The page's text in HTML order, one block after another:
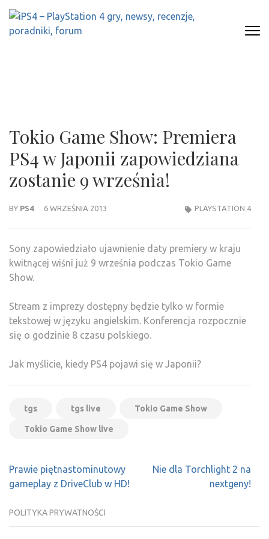
Skip
content
Tokio Game Show: Premiera
PS4 w Japonii zapowiedziana
zostanie 9 września!
BY PS4 6 WRZEŚNIA 2013 PLAYSTATION 4
Sony zapowiedziało ujawnienie daty premiery w kraju
kwitnącej wiśni już 9 września podczas Tokio Game
Show.
Stream z imprezy dostępny będzie tylko w formie
tekstowej w języku angielskim. Konferencja rozpocznie
się o godzinie 8 czasu polskiego.
Jak myślicie, kiedy PS4 pojawi się w Japonii?
tgs tgs live Tokio Game Show
Tokio Game Show live
Nawigacja
wpisu
Prawie piętnastominutowy
gameplay z DriveClub w HD!
Nie dla Torchlight 2 na
nextgeny!
POLITYKA PRYWATNOŚCI